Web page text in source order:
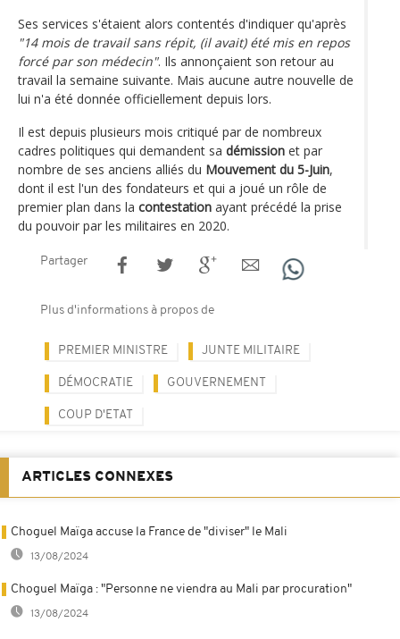
Ses services s'étaient alors contentés d'indiquer qu'après
"14 mois de travail sans répit, (il avait) été mis en repos
forcé par son médecin". Ils annonçaient son retour au
travail la semaine suivante. Mais aucune autre nouvelle de
lui n'a été donnée officiellement depuis lors.
Il est depuis plusieurs mois critiqué par de nombreux
cadres politiques qui demandent sa démission et par
nombre de ses anciens alliés du Mouvement du 5-Juin,
dont il est l'un des fondateurs et qui a joué un rôle de
premier plan dans la contestation ayant précédé la prise
du pouvoir par les militaires en 2020.
Partager
Plus d'informations à propos de
PREMIER MINISTRE JUNTE MILITAIRE
DÉMOCRATIE GOUVERNEMENT
COUP D'ETAT
ARTICLES CONNEXES
Choguel Maïga accuse la France de "diviser" le Mali
13/08/2024
Choguel Maïga : "Personne ne viendra au Mali par procuration"
13/08/2024